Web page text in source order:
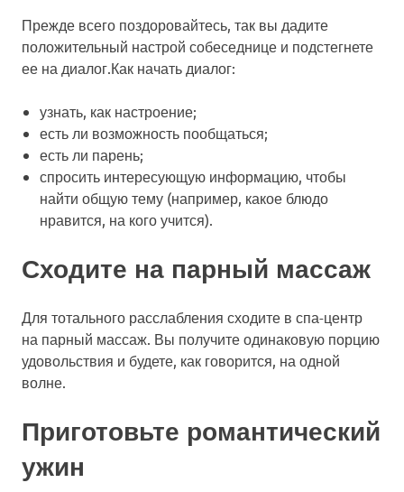
Прежде всего поздоровайтесь, так вы дадите
положительный настрой собеседнице и подстегнете
ее на диалог.Как начать диалог:
узнать, как настроение;
есть ли возможность пообщаться;
есть ли парень;
спросить интересующую информацию, чтобы
найти общую тему (например, какое блюдо
нравится, на кого учится).
Сходите на парный массаж
Для тотального расслабления сходите в спа-центр
на парный массаж. Вы получите одинаковую порцию
удовольствия и будете, как говорится, на одной
волне.
Приготовьте романтический
ужин